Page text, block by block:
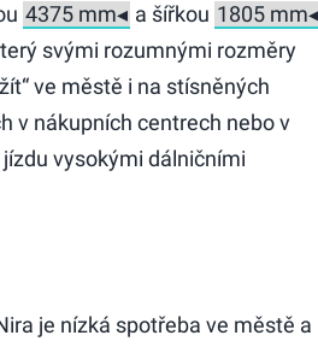
a šířkou
svými rozumnými rozměry
ve městě i na stísněných
v nákupních centrech nebo v
vysokými dálničními
je nízká spotřeba ve městě a